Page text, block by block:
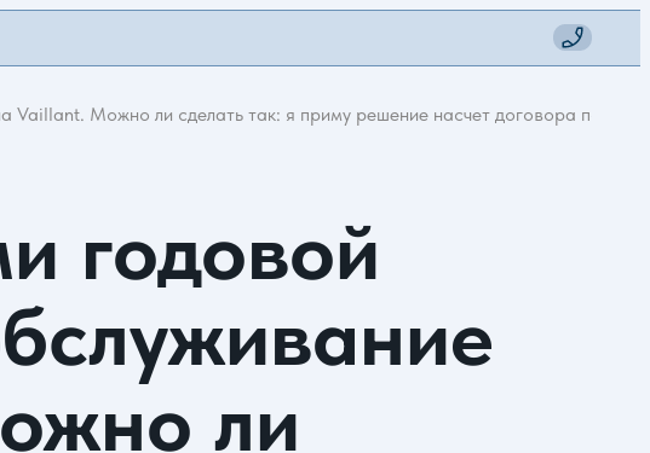
Vaillant. Можно ли сделать так: я приму решение насчет договора после
годовой
ли